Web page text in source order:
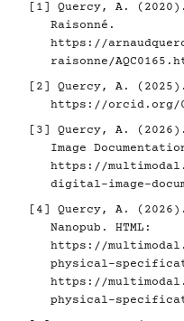
[1]
Quercy, A.
Raisonné.
https://
raisonne/
[2]
Quercy, A. (2025).
https://orcid.org/
[3]
Quercy, A.
Image
https://
digital-image-
[4]
Quercy, A.
Nanopub. HTML:
https://
physical-
https://
physical-